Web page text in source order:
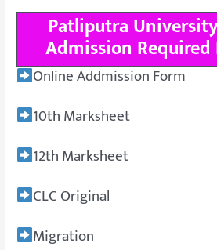
Patliputra
Admission
Online Addmission Form
10th Marksheet
12th Marksheet
CLC Original
Migration